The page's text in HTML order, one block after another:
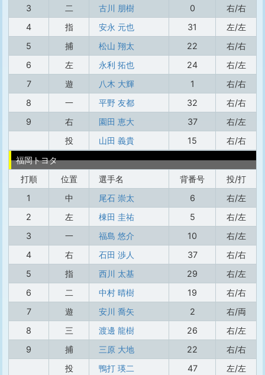
3
二 古川 朋樹 0
右/右
4
指 安永 元也 31
左/左
5
捕 松山 翔太 22
右/右
6
左 永利 拓也 24
右/左
7
遊 八木 大輝 1
右/右
8
一 平野 友都 32
右/右
9
右 園田 恵大 37
右/左
投
山田 義貴 15
右/右
福岡トヨタ
打順
位置 選手名 背番号
投/打
1
中 尾石 崇太 6
右/左
2
左 棟田 圭祐 5
右/左
3
一 福島 悠介 10
右/左
4
右 石田 渉人 37
右/右
5
指 西川 太基 29
右/左
6
二 中村 晴樹 19
右/右
7
遊 安川 喬矢 2
右/両
8
三 渡邊 龍樹 26
右/左
9
捕 三原 大地 22
右/右
投
鴨打 瑛二 47 左/左